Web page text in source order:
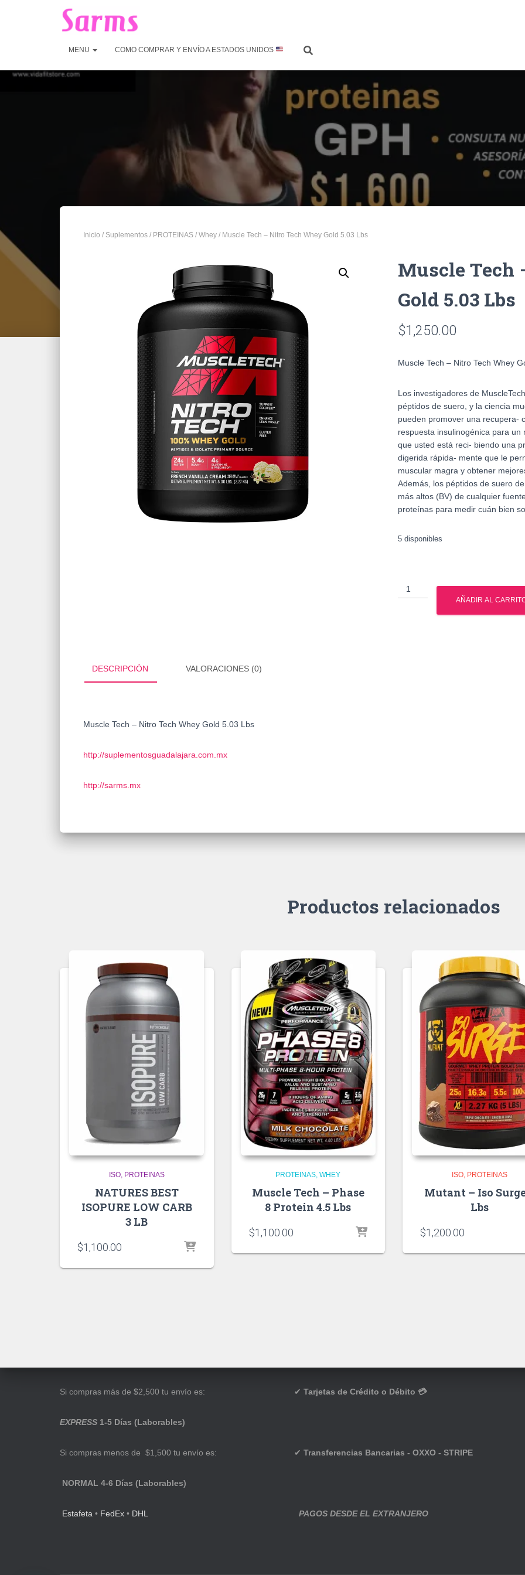
MENU COMO COMPRAR Y ENVÍO A ESTADOS UNIDOS
Inicio / Suplementos / PROTEINAS / Whey / Muscle Tech – Nitro Tech Whey Gold 5.03 Lbs
Muscle Tech
Gold 5.03 Lbs
$1,250.00
Muscle Tech – Nitro Tech Whey
Los investigadores de
péptidos de suero, y la ciencia
pueden promover una recupera-
respuesta insulinogénica para
que usted está reci- biendo una
digerida rápida- mente que le
muscular magra y obtener
Además, los péptidos de suero
más altos (BV) de cualquier
proteínas para medir cuán bien
5 disponibles
Muscle
Tech
AÑADIR AL
DESCRIPCIÓN VALORACIONES (0)
Muscle Tech – Nitro Tech Whey Gold 5.03 Lbs
http://suplementosguadalajara.com.mx
http://sarms.mx
Productos relacionados
ISO PROTEINAS
NATURES BEST
ISOPURE LOW CARB
3 LB
$1,100.00
PROTEINAS WHEY
Muscle Tech – Phase
8 Protein 4.5 Lbs
$1,100.00
ISO PROTEINAS
Mutant – Iso
Lbs
$1,200.00
Si compras más de $2,500 tu envío es:
EXPRESS 1-5 Días (Laborables)
Si compras menos de $1,500 tu envío es:
NORMAL 4-6 Días (Laborables)
Estafeta • FedEx • DHL
✔ Tarjetas de Crédito o Débito 💳
✔ Transferencias Bancarias - OXXO - STRIPE
PAGOS DESDE EL EXTRANJERO